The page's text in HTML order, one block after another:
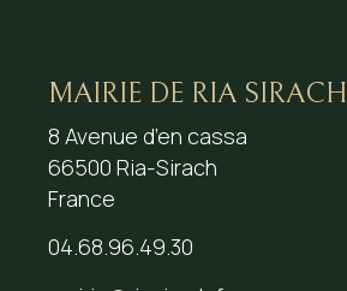
MAIRIE DE RIA SIRACH
8 Avenue d’en cassa
66500 Ria-Sirach
France
04.68.96.49.30